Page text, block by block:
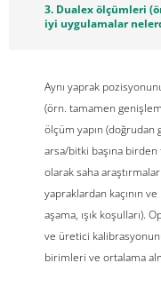
3. Dualex ölçümleri
iyi uygulamalar
Aynı yaprak
(örn. tamamen
ölçüm yapın (doğrudan
arsa/bitki başına birden
olarak saha
yapraklardan kaçının
aşama, ışık koşulları).
ve üretici
birimleri ve ortalama